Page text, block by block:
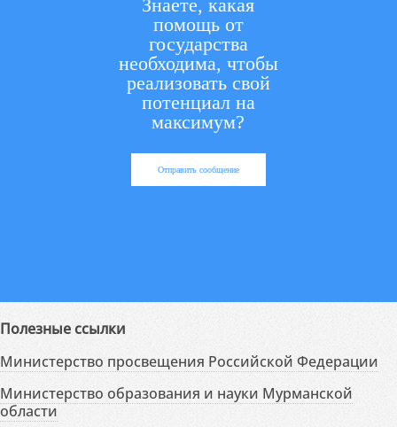
Знаете, какая
помощь от
государства
необходима, чтобы
реализовать свой
потенциал на
максимум?
Отправить сообщение
Полезные ссылки
Министерство просвещения Российской Федерации
Министерство образования и науки Мурманской
области